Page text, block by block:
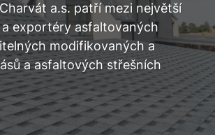
a.s. patří mezi největší
exportéry asfaltovaných
modifikovaných a
a asfaltových střešních